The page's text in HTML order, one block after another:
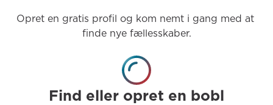
Opret en gratis profil og kom nemt i gang med at
finde nye fællesskaber.
Find eller opret en bobl